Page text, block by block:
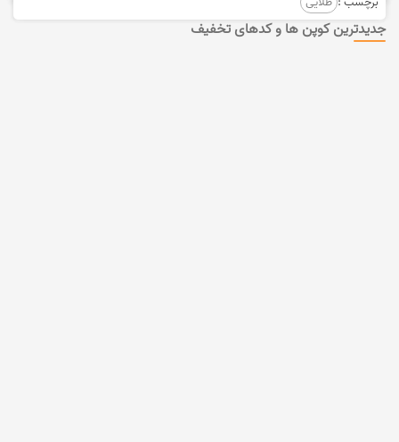
جدیدترین کوپن ها و کدهای تخفیف